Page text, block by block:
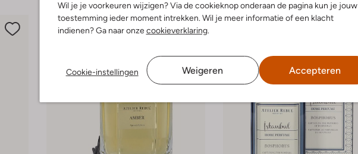
Wil je je voorkeuren wijzigen? Via de cookieknop onderaan de pagina kun je jouw
toestemming ieder moment intrekken. Wil je meer informatie of een klacht
indienen? Ga naar onzecookieverklaring.
Cookie-instellingen Weigeren Accepteren